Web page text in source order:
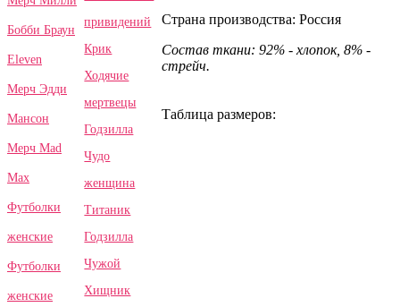
Бобби Браун
Eleven
Мерч Эдди
Мансон
Мерч Mad
Max
Футболки
женские
Футболки
женские
привидений
Крик
Ходячие
мертвецы
Годзилла
Чудо
женщина
Титаник
Годзилла
Чужой
Хищник
Страна производства: Россия
Состав ткани: 92% - хлопок, 8% -
стрейч.
Таблица размеров: